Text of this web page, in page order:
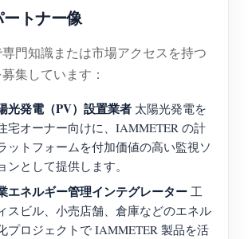
トナー像
門知識または市場アクセスを持つ
集しています：
光発電（PV）設置業者 太陽光発電を
宅オーナー向けに、IAMMETER の計
ットフォームを付加価値の高い監視ソ
ンとして提供します。
エネルギー管理インテグレーター 工
スビル、小売店舗、倉庫などのエネル
プロジェクトで IAMMETER 製品を活